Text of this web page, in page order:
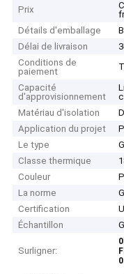
Prix
Détails d'emballage
Délai de livraison
Conditions de
paiement
Capacité
d'approvisionnement
Matériau d'isolation
Application du projet
Le type
Classe thermique
Couleur
La norme
Certification
Échantillon
Surligner: